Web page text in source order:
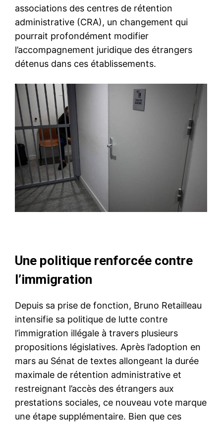
associations des centres de rétention
administrative (CRA), un changement qui
pourrait profondément modifier
l’accompagnement juridique des étrangers
détenus dans ces établissements.
Une politique renforcée contre
l’immigration
Depuis sa prise de fonction, Bruno Retailleau
intensifie sa politique de lutte contre
l’immigration illégale à travers plusieurs
propositions législatives. Après l’adoption en
mars au Sénat de textes allongeant la durée
maximale de rétention administrative et
restreignant l’accès des étrangers aux
prestations sociales, ce nouveau vote marque
une étape supplémentaire. Bien que ces